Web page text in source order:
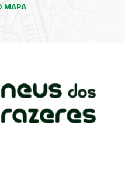
MAPA
Diagnóstico